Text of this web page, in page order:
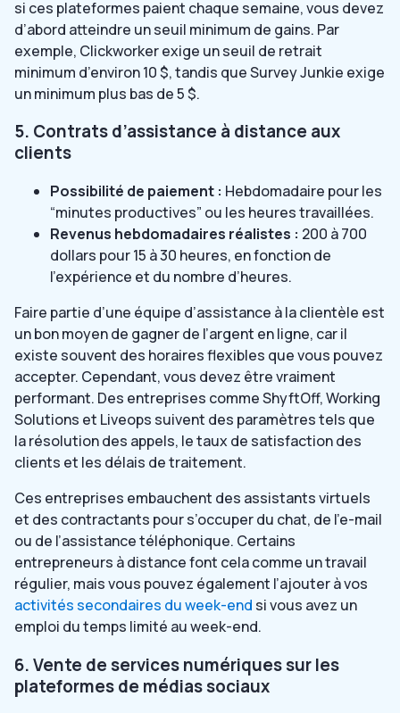
si ces plateformes paient chaque semaine, vous devez
d’abord atteindre un seuil minimum de gains. Par
exemple, Clickworker exige un seuil de retrait
minimum d’environ 10 $, tandis que Survey Junkie exige
un minimum plus bas de 5 $.
5. Contrats d’assistance à distance aux
clients
Possibilité de paiement : Hebdomadaire pour les
“minutes productives” ou les heures travaillées.
Revenus hebdomadaires réalistes : 200 à 700
dollars pour 15 à 30 heures, en fonction de
l’expérience et du nombre d’heures.
Faire partie d’une équipe d’assistance à la clientèle est
un bon moyen de gagner de l’argent en ligne, car il
existe souvent des horaires flexibles que vous pouvez
accepter. Cependant, vous devez être vraiment
performant. Des entreprises comme ShyftOff, Working
Solutions et Liveops suivent des paramètres tels que
la résolution des appels, le taux de satisfaction des
clients et les délais de traitement.
Ces entreprises embauchent des assistants virtuels
et des contractants pour s’occuper du chat, de l’e-mail
ou de l’assistance téléphonique. Certains
entrepreneurs à distance font cela comme un travail
régulier, mais vous pouvez également l’ajouter à vos
activités secondaires du week-end si vous avez un
emploi du temps limité au week-end.
6. Vente de services numériques sur les
plateformes de médias sociaux